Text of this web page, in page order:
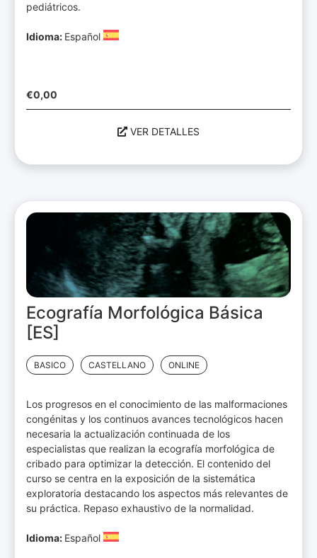
pediátricos.
Idioma: Español
€0,00
VER DETALLES
Ecografía Morfológica Básica
[ES]
BASICO CASTELLANO ONLINE
Los progresos en el conocimiento de las malformaciones
congénitas y los continuos avances tecnológicos hacen
necesaria la actualización continuada de los
especialistas que realizan la ecografía morfológica de
cribado para optimizar la detección. El contenido del
curso se centra en la exposición de la sistemática
exploratoria destacando los aspectos más relevantes de
su práctica. Repaso exhaustivo de la normalidad.
Idioma: Español